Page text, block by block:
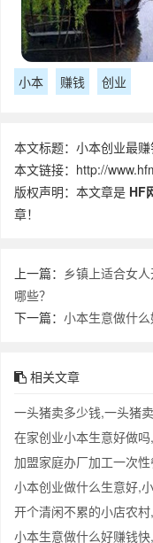
小本 赚钱 创业
本文标题：小本创业最
本文链接：http://
版权声明：本文章是 HF
章！
上一篇： 乡镇上适合女
哪些？
下一篇： 小本生意做什
相关文章
一头猪卖多少钱,一头猪
在家创业小本生意好做
加盟家庭办厂加工一次性
小本创业做什么生意好,
开个清闲不累的小店农
小本生意做什么好赚钱